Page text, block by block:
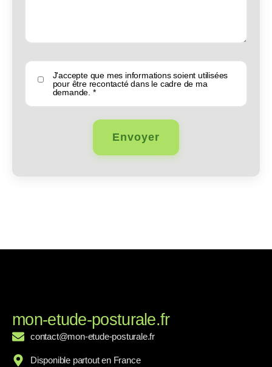
J'accepte que mes informations soient utilisées
pour être recontacté dans le cadre de ma
demande. *
mon-etude-posturale.fr
contact@mon-etude-posturale.fr
Disponible partout en France